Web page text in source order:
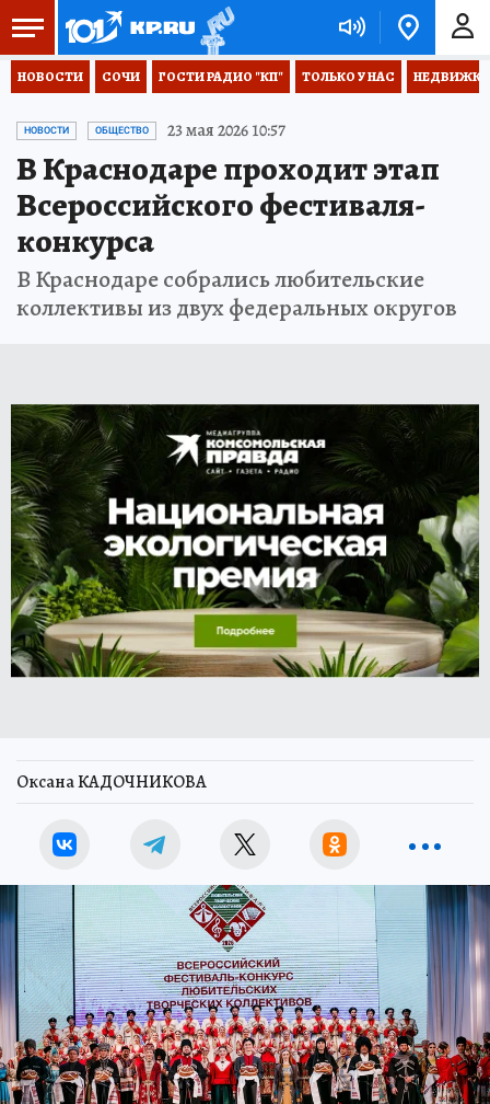
НОВОСТИ СОЧИ ГОСТИ РАДИО "КП" ТОЛЬКО У НАС НЕДВИЖКА
НОВОСТИ ОБЩЕСТВО 23 мая 2026 10:57
В Краснодаре проходит этап
Всероссийского фестиваля-
конкурса
В Краснодаре собрались любительские
коллективы из двух федеральных округов
Оксана КАДОЧНИКОВА